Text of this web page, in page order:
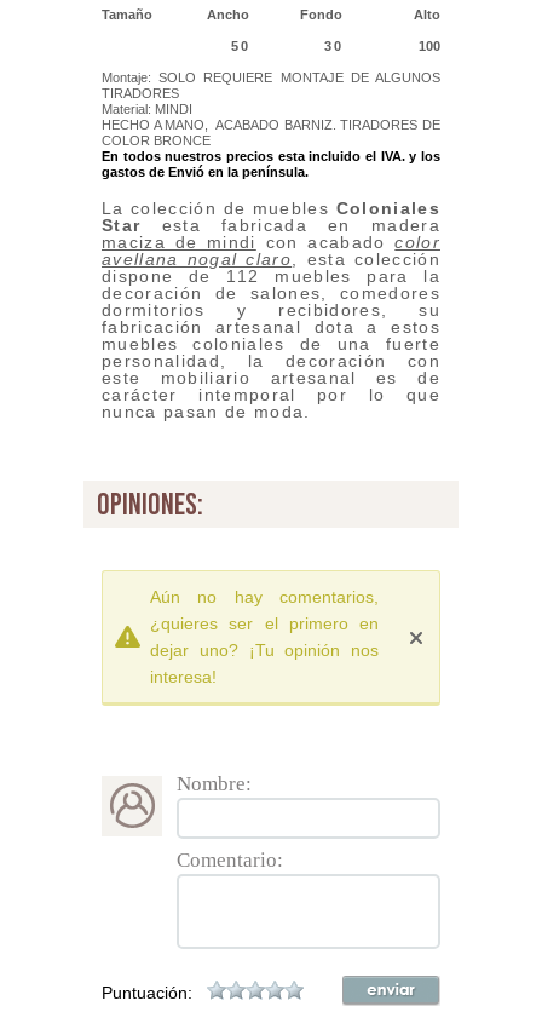
Tamaño Ancho Fondo Alto
50 30 100
Montaje: SOLO REQUIERE MONTAJE DE ALGUNOS
TIRADORES
Material: MINDI
HECHO A MANO, ACABADO BARNIZ. TIRADORES DE
COLOR BRONCE
En todos nuestros precios esta incluido el IVA. y los
gastos de Envió en la península.
La colección de muebles Coloniales
Star esta fabricada en madera
maciza de mindi
con acabadocolor
avellana nogal claro, esta colección
dispone de 112 muebles para la
decoración de salones, comedores
dormitorios y recibidores, su
fabricación artesanal dota a estos
muebles coloniales de una fuerte
personalidad, la decoración con
este mobiliario artesanal es de
carácter intemporal por lo que
nunca pasan de moda.
opiniones:
Aún no hay comentarios,
¿quieres ser el primero en
dejar uno? ¡Tu opinión nos
interesa!
Nombre:
Comentario:
Puntuación: